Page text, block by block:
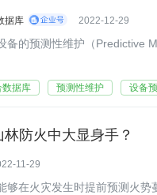
据库 2022-12-29
备的预测性维护（Predictive
数据库 预测性维护 设备
防火中大显身手？
11-29
够在火灾发生时提前预测火